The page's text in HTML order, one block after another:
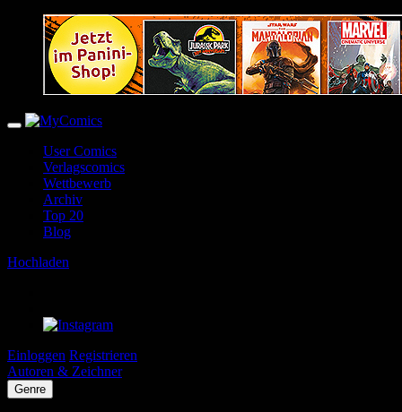
User Comics
Verlagscomics
Wettbewerb
Archiv
Top 20
Blog
Hochladen
Einloggen Registrieren
Autoren & Zeichner
Genre